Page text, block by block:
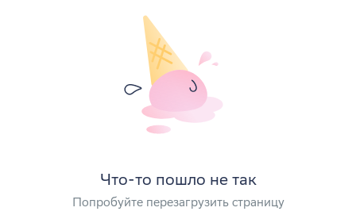
Что-то пошло не так
Попробуйте перезагрузить страницу